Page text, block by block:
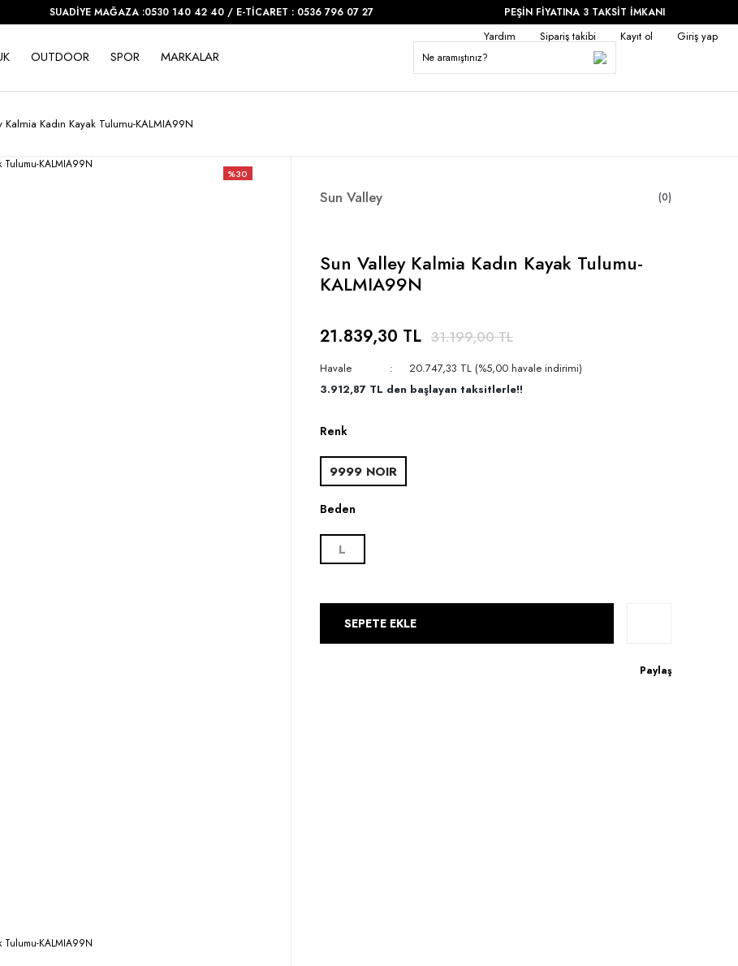
SUADİYE MAĞAZA :0530 140 42 40 / E-TİCARET : 0536 796 07 27 PEŞİN FİYATINA 3 TAKSİT İMKANI
OUTDOOR SPOR MARKALAR
Yardım Sipariş takibi Kayıt ol Giriş yap
Kalmia Kadın Kayak Tulumu-KALMIA99N
%30
Sun Valley (0)
Sun Valley Kalmia Kadın Kayak Tulumu-
KALMIA99N
21.839,30 TL 31.199,00 TL
Havale
20.747,33 TL (%5,00 havale indirimi)
3.912,87 TL den başlayan taksitlerle!!
Renk
9999 NOIR
Beden
L
SEPETE EKLE
Paylaş